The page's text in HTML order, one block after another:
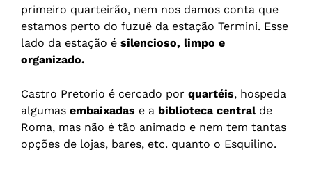
primeiro quarteirão, nem nos damos conta que
estamos perto do fuzuê da estação Termini. Esse
lado da estação é silencioso, limpo e
organizado.
Castro Pretorio é cercado por quartéis, hospeda
algumas embaixadas e a biblioteca centralde
Roma, mas não é tão animado e nem tem tantas
opções de lojas, bares, etc. quanto o Esquilino.